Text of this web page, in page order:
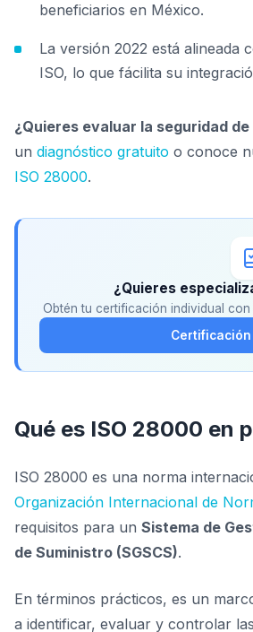
beneficiarios en México.
La versión 2022 está alineada
ISO, lo que fácilita su
¿Quieres evaluar la seguridad
un diagnóstico gratuito o conoce
ISO 28000.
¿Quieres
Obtén tu certificación individual
Certificación
Qué es ISO 28000 en
ISO 28000 es una norma
Organización Internacional de
requisitos para un Sistema de
de Suministro (SGSCS).
En términos prácticos, es un
a identificar, evaluar y controlar